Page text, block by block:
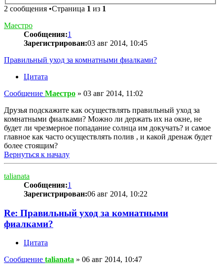
2 сообщения •Страница 1 из 1
Маестро
Сообщения:1
Зарегистрирован:03 авг 2014, 10:45
Правильный уход за комнатными фиалками?
Цитата
Сообщение Маестро » 03 авг 2014, 11:02
Друзья подскажите как осуществлять правильный уход за
комнатными фиалками? Можно ли держать их на окне, не
будет ли чрезмерное попадание солнца им докучать? и самое
главное как часто осуществлять полив , и какой дренаж будет
более стоящим?
Вернуться к началу
talianata
Сообщения:1
Зарегистрирован:06 авг 2014, 10:22
Re: Правильный уход за комнатными
фиалками?
Цитата
Сообщение talianata » 06 авг 2014, 10:47